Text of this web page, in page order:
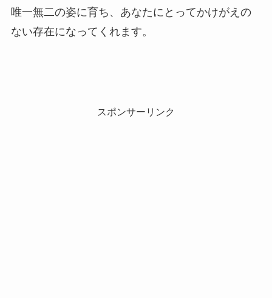
唯一無二の姿に育ち、あなたにとってかけがえの
ない存在になってくれます。
スポンサーリンク